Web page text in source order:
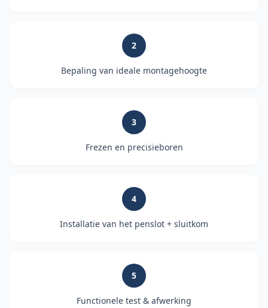
2
Bepaling van ideale montagehoogte
3
Frezen en precisieboren
4
Installatie van het penslot + sluitkom
5
Functionele test & afwerking